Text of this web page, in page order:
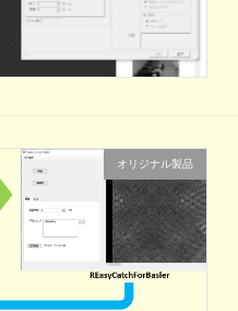
オリジナル製品